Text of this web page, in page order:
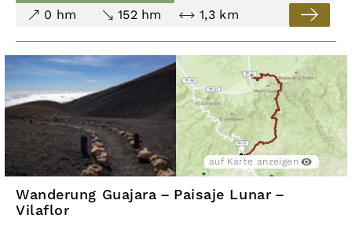
0 hm
152 hm 1,3 km
auf Karte anzeigen
Wanderung Guajara – Paisaje Lunar –
Vilaflor